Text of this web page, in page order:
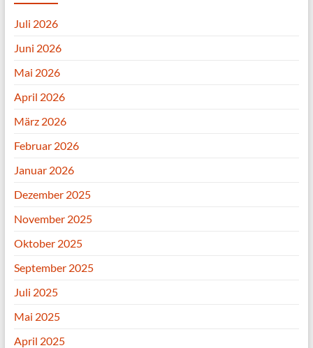
Juli 2026
Juni 2026
Mai 2026
April 2026
März 2026
Februar 2026
Januar 2026
Dezember 2025
November 2025
Oktober 2025
September 2025
Juli 2025
Mai 2025
April 2025